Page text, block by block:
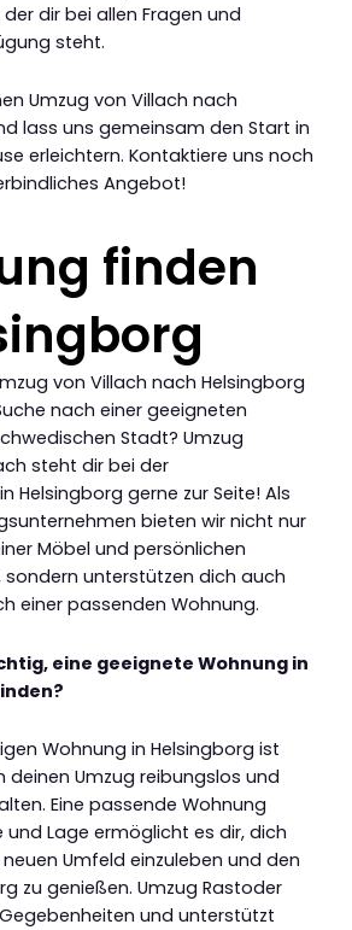
dir bei allen Fragen und
steht.
Umzug von Villach nach
lass uns gemeinsam den Start in
erleichtern. Kontaktiere uns noch
Angebot!
finden
von Villach nach Helsingborg
nach einer geeigneten
Stadt? Umzug
steht dir bei der
Helsingborg gerne zur Seite! Als
bieten wir nicht nur
Möbel und persönlichen
unterstützen dich auch
einer passenden Wohnung.
eine geeignete Wohnung in
Wohnung in Helsingborg ist
deinen Umzug reibungslos und
Eine passende Wohnung
Lage ermöglicht es dir, dich
Umfeld einzuleben und den
zu genießen. Umzug Rastoder
und unterstützt